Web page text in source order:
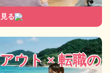
る
ウト × 転職の